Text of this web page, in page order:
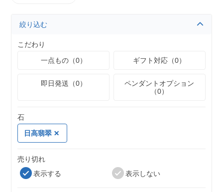
絞り込む
こだわり
一点もの（0）
ギフト対応（0）
即日発送（0）
ペンダントオプション
（0）
石
日高翡翠
売り切れ
表示する
表示しない